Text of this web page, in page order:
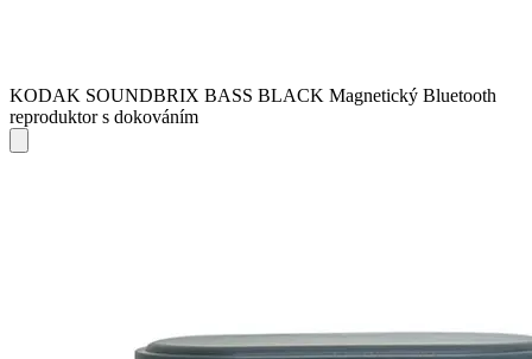
KODAK SOUNDBRIX BASS BLACK Magnetický Bluetooth
reproduktor s dokováním